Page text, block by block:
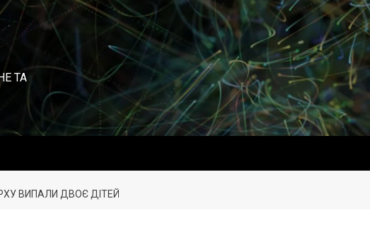
ТА
ВИПАЛИ ДВОЄ ДІТЕЙ